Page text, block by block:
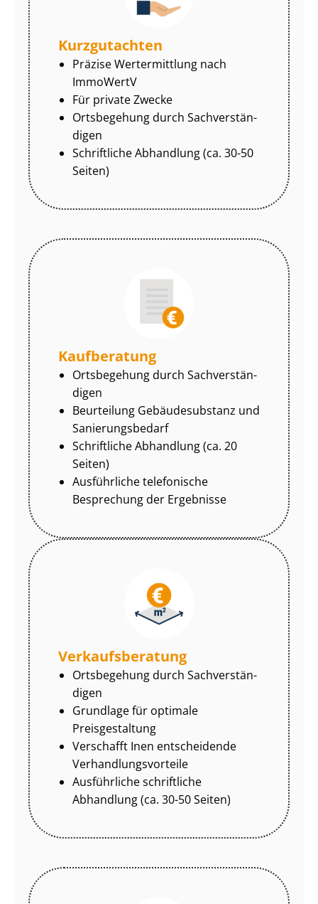
Kurzgutachten
Präzise Wertermittlung nach
ImmoWertV
Für private Zwecke
Ortsbegehung durch Sach­ver­stän­
di­gen
Schriftliche Abhandlung (ca. 30-50
Seiten)
Kaufberatung
Ortsbegehung durch Sach­ver­stän­
di­gen
Beurteilung Gebäudesubstanz und
Sa­nie­rungs­be­darf
Schriftliche Abhandlung (ca. 20
Seiten)
Ausführliche telefonische
Besprechung der Ergebnisse
Ver­kaufs­be­ra­tung
Ortsbegehung durch Sach­ver­stän­
di­gen
Grundlage für optimale
Preisgestaltung
Verschafft Inen entscheidende
Ver­hand­lungs­vor­tei­le
Ausführliche schriftliche
Abhandlung (ca. 30-50 Seiten)